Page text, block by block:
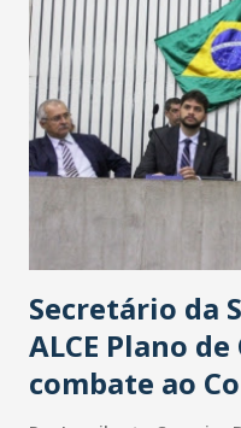
Secretário da
ALCE Plano
combate ao